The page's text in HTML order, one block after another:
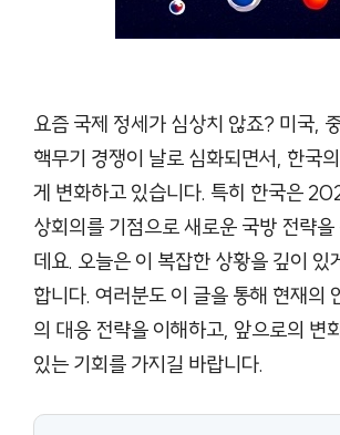
요즘 국제 정세가 심상치 않죠? 미국,
핵무기 경쟁이 날로 심화되면서, 한국
게 변화하고 있습니다. 특히 한국은
상회의를 기점으로 새로운 국방 전략
데요. 오늘은 이 복잡한 상황을 깊이 있
합니다. 여러분도 이 글을 통해 현재의
의 대응 전략을 이해하고, 앞으로의 변
있는 기회를 가지길 바랍니다.